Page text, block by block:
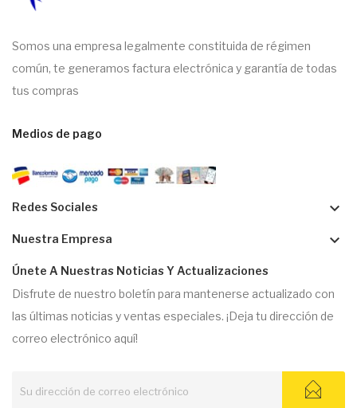
Somos una empresa legalmente constituida de régimen
común, te generamos factura electrónica y garantía de todas
tus compras
Medios de pago
Redes Sociales keyboard_arrow_down
Nuestra Empresa keyboard_arrow_down
Únete A Nuestras Noticias Y Actualizaciones
Disfrute de nuestro boletín para mantenerse actualizado con
las últimas noticias y ventas especiales. ¡Deja tu dirección de
correo electrónico aquí!